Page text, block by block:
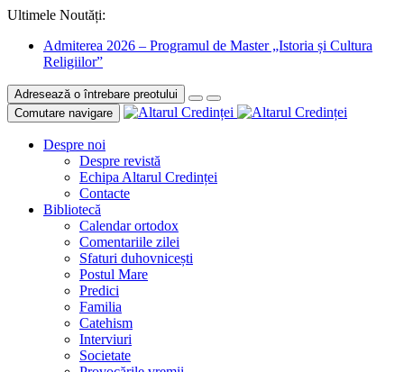
Ultimele Noutăți:
Admiterea 2026 – Programul de Master „Istoria și Cultura
Religiilor”
Adresează o întrebare preotului
Comutare navigare
Despre noi
Despre revistă
Echipa Altarul Credinței
Contacte
Bibliotecă
Calendar ortodox
Comentariile zilei
Sfaturi duhovnicești
Postul Mare
Predici
Familia
Catehism
Interviuri
Societate